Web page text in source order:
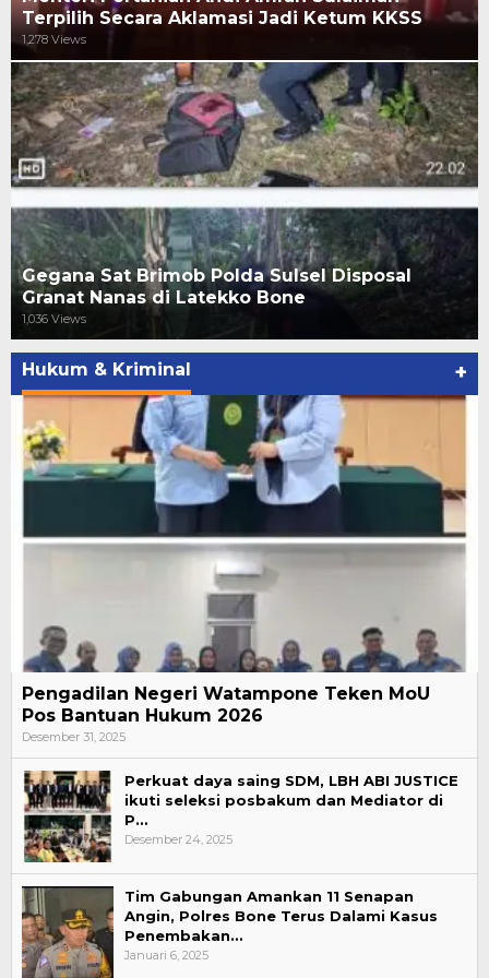
Terpilih Secara Aklamasi Jadi Ketum KKSS
1,278 Views
Gegana Sat Brimob Polda Sulsel Disposal
Granat Nanas di Latekko Bone
1,036 Views
Hukum & Kriminal +
Pengadilan Negeri Watampone Teken MoU
Pos Bantuan Hukum 2026
Desember 31, 2025
Perkuat daya saing SDM, LBH ABI JUSTICE
ikuti seleksi posbakum dan Mediator di
P…
Desember 24, 2025
Tim Gabungan Amankan 11 Senapan
Angin, Polres Bone Terus Dalami Kasus
Penembakan…
Januari 6, 2025